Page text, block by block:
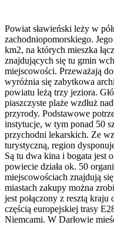
Powiat sławieński leży w
zachodniopomorskiego.
km2, na których mieszka
znajdujących się tu gmin
miejscowości. Przeważają
wyróżnia się zabytkowa
powiatu leżą trzy jeziora.
piaszczyste plaże wzdłuż
przyrody. Podstawowe
instytucje, w tym ponad 50
przychodni lekarskich. Ze
turystyczną, region
Są tu dwa kina i bogata jest
powiecie działa ok. 50
miejscowościach znajdują
miastach zakupy można
jest połączony z resztą
częścią europejskiej trasy
Niemcami. W Darłowie